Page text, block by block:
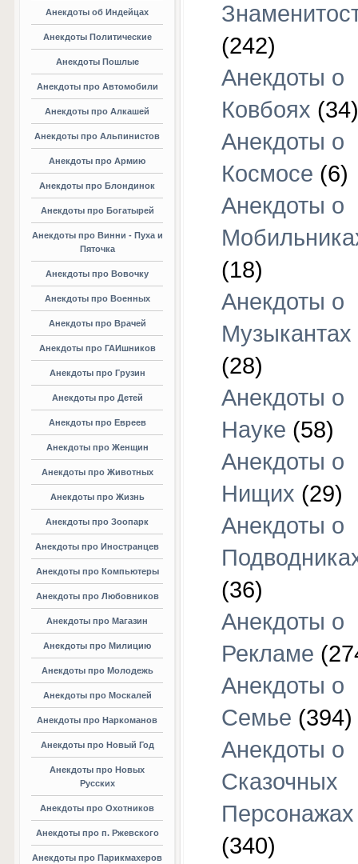
Анекдоты об Индейцах
Анекдоты Политические
Анекдоты Пошлые
Анекдоты про Автомобили
Анекдоты про Алкашей
Анекдоты про Альпинистов
Анекдоты про Армию
Анекдоты про Блондинок
Анекдоты про Богатырей
Анекдоты про Винни - Пуха и
Пяточка
Анекдоты про Вовочку
Анекдоты про Военных
Анекдоты про Врачей
Анекдоты про ГАИшников
Анекдоты про Грузин
Анекдоты про Детей
Анекдоты про Евреев
Анекдоты про Женщин
Анекдоты про Животных
Анекдоты про Жизнь
Анекдоты про Зоопарк
Анекдоты про Иностранцев
Анекдоты про Компьютеры
Анекдоты про Любовников
Анекдоты про Магазин
Анекдоты про Милицию
Анекдоты про Молодежь
Анекдоты про Москалей
Анекдоты про Наркоманов
Анекдоты про Новый Год
Анекдоты про Новых
Русских
Анекдоты про Охотников
Анекдоты про п. Ржевского
Анекдоты про Парикмахеров
(242)
Анекдоты о
Ковбоях (34)
Анекдоты о
Космосе (6)
Анекдоты о
(18)
Анекдоты о
Музыкантах
(28)
Анекдоты о
Науке (58)
Анекдоты о
Нищих (29)
Анекдоты о
(36)
Анекдоты о
Рекламе
Анекдоты о
Семье (394)
Анекдоты о
Сказочных
Персонажах
(340)